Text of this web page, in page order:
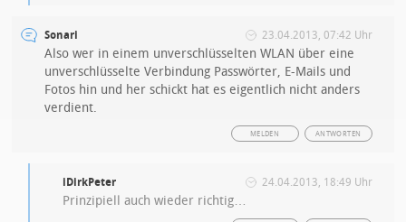
Sonari 23.04.2013, 07:42 Uhr
Also wer in einem unverschlüsselten WLAN über eine
unverschlüsselte Verbindung Passwörter, E-Mails und
Fotos hin und her schickt hat es eigentlich nicht anders
verdient.
ANTWORTEN
MELDEN
iDirkPeter 24.04.2013, 18:49 Uhr
Prinzipiell auch wieder richtig…